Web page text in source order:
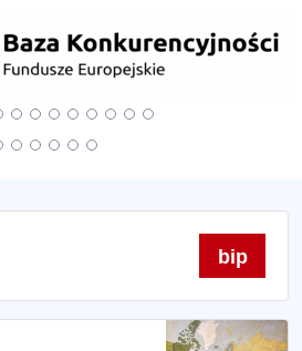
bip